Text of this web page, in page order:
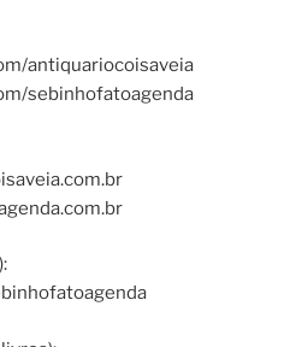
antiquariocoisaveia
sebinhofatoagenda